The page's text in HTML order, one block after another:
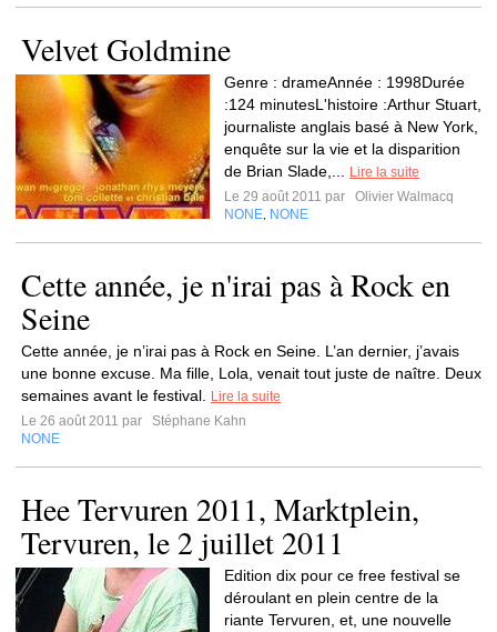
Velvet Goldmine
Genre : drameAnnée : 1998Durée
:124 minutesL'histoire :Arthur Stuart,
journaliste anglais basé à New York,
enquête sur la vie et la disparition
de Brian Slade,...
Lire la suite
Le 29 août 2011 par
Olivier Walmacq
NONE NONE
Cette année, je n'irai pas à Rock en
Seine
Cette année, je n’irai pas à Rock en Seine. L’an dernier, j’avais
une bonne excuse. Ma fille, Lola, venait tout juste de naître. Deux
semaines avant le festival.
Lire la suite
Le 26 août 2011 par
Stéphane Kahn
NONE
Hee Tervuren 2011, Marktplein,
Tervuren, le 2 juillet 2011
Edition dix pour ce free festival se
déroulant en plein centre de la
riante Tervuren, et, une nouvelle